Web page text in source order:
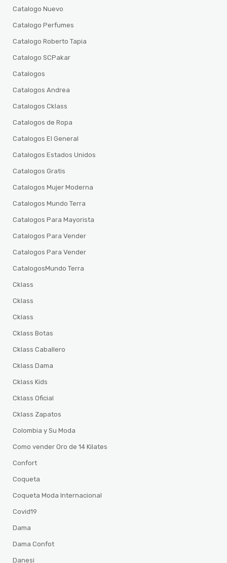
Catalogo Nuevo
Catalogo Perfumes
Catalogo Roberto Tapia
Catalogo SCPakar
Catalogos
Catalogos Andrea
Catalogos Cklass
Catalogos de Ropa
Catalogos El General
Catalogos Estados Unidos
Catalogos Gratis
Catalogos Mujer Moderna
Catalogos Mundo Terra
Catalogos Para Mayorista
Catalogos Para Vender
Catalogos Para Vender
CatalogosMundo Terra
Cklass
Cklass
Cklass
Cklass Botas
Cklass Caballero
Cklass Dama
Cklass Kids
Cklass Oficial
Cklass Zapatos
Colombia y Su Moda
Como vender Oro de 14 Kilates
Confort
Coqueta
Coqueta Moda Internacional
Covid19
Dama
Dama Confot
Danesi